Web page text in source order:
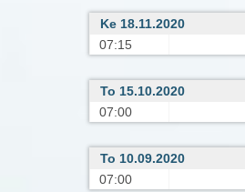
Ke 18.11.2020
07:15
To 15.10.2020
07:00
To 10.09.2020
07:00